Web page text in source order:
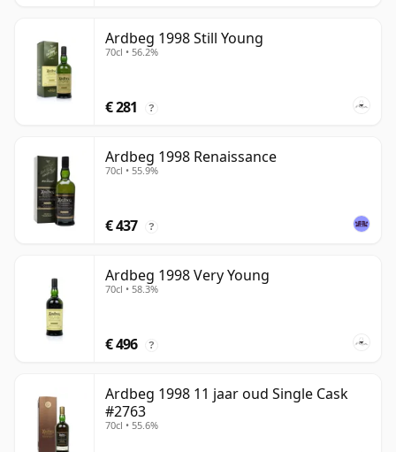
Ardbeg 1998 Still Young
70cl • 56.2%
€ 281 ?
Ardbeg 1998 Renaissance
70cl • 55.9%
€ 437 ?
Ardbeg 1998 Very Young
70cl • 58.3%
€ 496 ?
Ardbeg 1998 11 jaar oud Single Cask
#2763
70cl • 55.6%